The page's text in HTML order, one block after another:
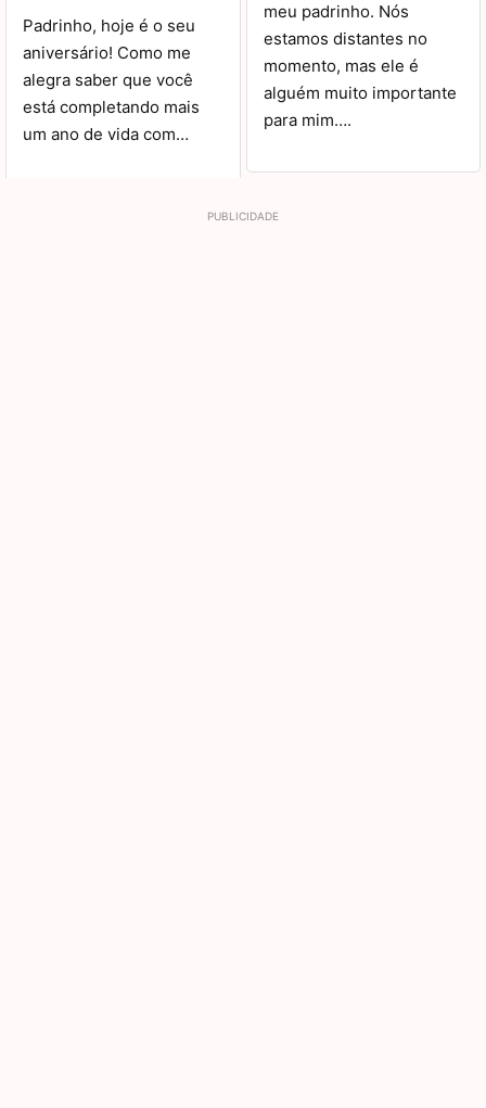
Padrinho, hoje é o seu
aniversário! Como me
alegra saber que você
está completando mais
um ano de vida com…
meu padrinho. Nós
estamos distantes no
momento, mas ele é
alguém muito importante
para mim….